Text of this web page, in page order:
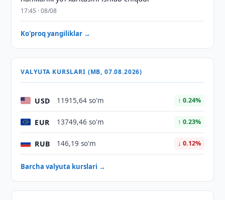
17:45 · 08/08
Ko'proq yangiliklar →
VALYUTA KURSLARI (MB, 07.08.2026)
USD 11915,64 so'm ↑ 0.24%
EUR 13749,46 so'm ↑ 0.23%
RUB 146,19 so'm ↓ 0.12%
Barcha valyuta kurslari →